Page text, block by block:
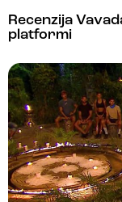
Recenzija
platformi